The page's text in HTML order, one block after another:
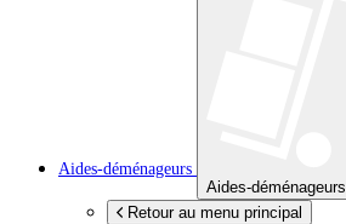
Aides-déménageurs
Aides-déménageurs
Retour au menu principal